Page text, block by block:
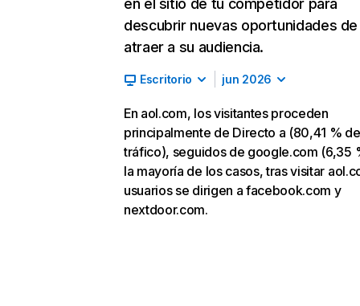
en el sitio de tu competidor para
descubrir nuevas oportunidades de
atraer a su audiencia.
Escritorio jun 2026
En aol.com, los visitantes proceden
principalmente de Directo a (80,41 % de
tráfico), seguidos de google.com (6,35
la mayoría de los casos, tras visitar
usuarios se dirigen a facebook.com y
nextdoor.com.